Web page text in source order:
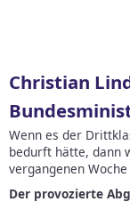
Christian
Wenn es der
bedurft hätte, dann
vergangenen
Der provozierte